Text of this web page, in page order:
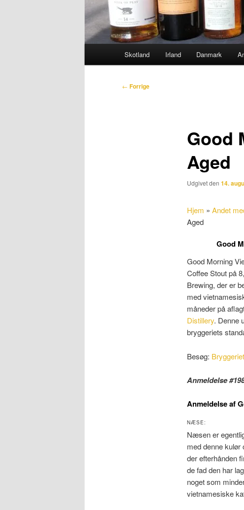
Skotland Irland Danmark
Indlægsnavigation
← Forrige
Good
Aged
Udgivet den 14.
Hjem » Andet
Aged
Good
Good Morning
Coffee Stout på
Brewing, der er
med
måneder på
Distillery. Denne
bryggeriets
Besøg:
Anmeldelse
Anmeldelse af
NÆSE:
Næsen er
med denne
der efterhånden
de fad den har
noget som
vietnamesiske